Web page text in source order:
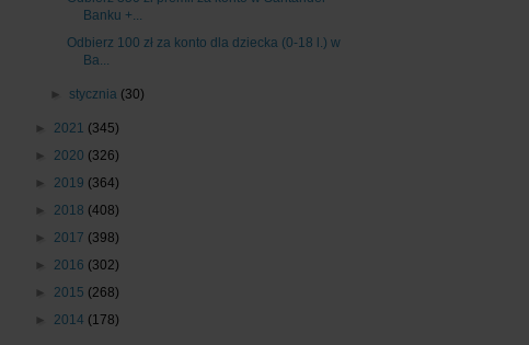
Banku +...
Odbierz 100 zł za konto dla dziecka (0-18 l.) w
Ba...
► stycznia (30)
► 2021 (345)
► 2020 (326)
► 2019 (364)
► 2018 (408)
► 2017 (398)
► 2016 (302)
► 2015 (268)
► 2014 (178)